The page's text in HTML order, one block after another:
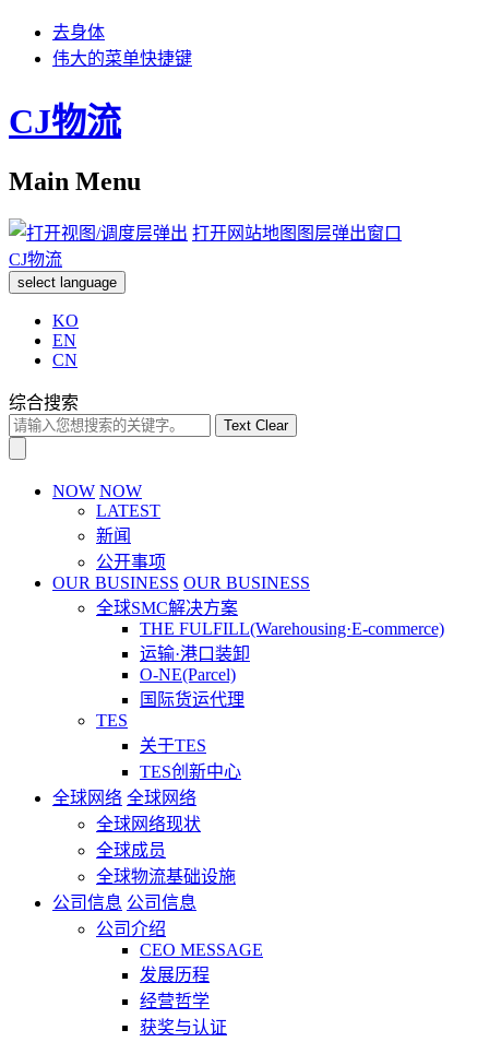
去身体
伟大的菜单快捷键
CJ物流
Main Menu
打开网站地图图层弹出窗口
CJ物流
select language
KO
EN
CN
综合搜索
Text Clear
NOW NOW
LATEST
新闻
公开事项
OUR BUSINESS OUR BUSINESS
全球SMC解决方案
THE FULFILL(Warehousing·E-commerce)
运输·港口装卸
O-NE(Parcel)
国际货运代理
TES
关于TES
TES创新中心
全球网络 全球网络
全球网络现状
全球成员
全球物流基础设施
公司信息 公司信息
公司介绍
CEO MESSAGE
发展历程
经营哲学
获奖与认证